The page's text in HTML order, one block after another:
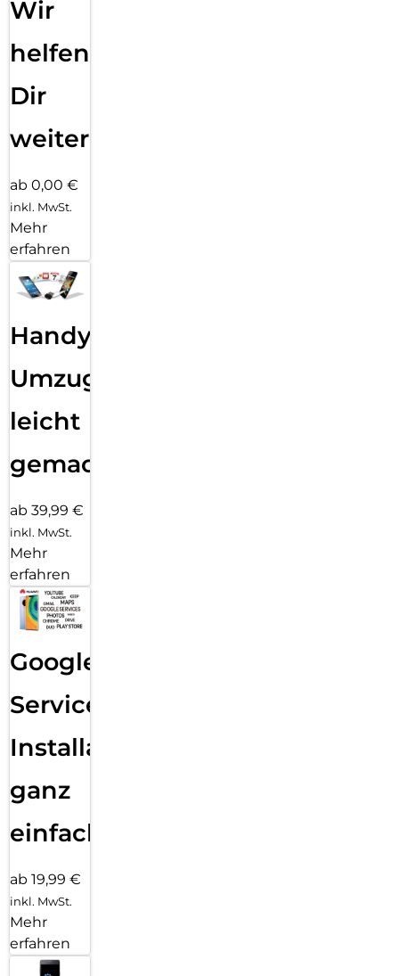
Wir
helfen
Dir
weiter
ab 0,00 €
inkl. MwSt.
Mehr
erfahren
Handy
Umzug
leicht
gemacht!
ab 39,99 €
inkl. MwSt.
Mehr
erfahren
Google
Services
Installation
ganz
einfach
ab 19,99 €
inkl. MwSt.
Mehr
erfahren